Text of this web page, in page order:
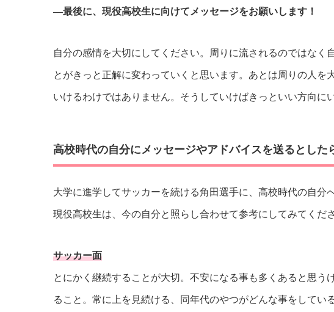
―最後に、現役高校生に向けてメッセージをお願いします！
自分の感情を大切にしてください。周りに流されるのではなく
とがきっと正解に変わっていくと思います。あとは周りの人を
いけるわけではありません。そうしていけばきっといい方向に
高校時代の自分にメッセージやアドバイスを送るとした
大学に進学してサッカーを続ける角田選手に、高校時代の自分
現役高校生は、今の自分と照らし合わせて参考にしてみてくださ
サッカー面
とにかく継続することが大切。不安になる事も多くあると思う
ること。常に上を見続ける、同年代のやつがどんな事をしてい